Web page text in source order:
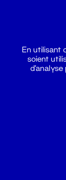
Du lundi au
En utilisant
soient
d'analyse